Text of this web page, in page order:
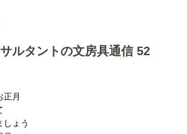
ルタントの文房具通信 52
正月
しょう